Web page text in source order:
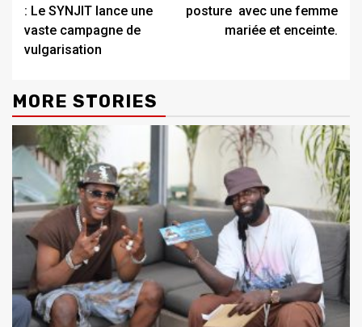
: Le SYNJIT lance une
vaste campagne de
vulgarisation
posture avec une femme
mariée et enceinte.
MORE STORIES